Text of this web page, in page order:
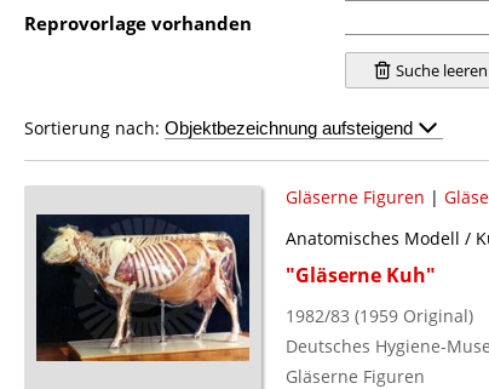
Reprovorlage vorhanden
Suche leeren
Sortierung nach:
Gläserne Figuren |
Anatomisches Modell /
"Gläserne Kuh"
1982/83 (1959 Original)
Deutsches Hygiene-
Gläserne Figuren